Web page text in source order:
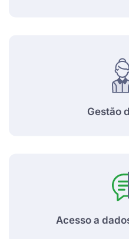
Gestão
Acesso a